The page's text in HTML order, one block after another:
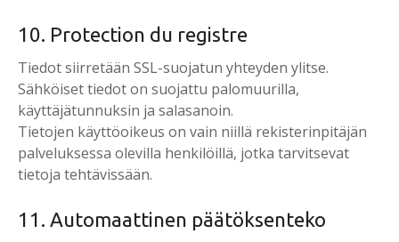
10. Protection du registre
Tiedot siirretään SSL-suojatun yhteyden ylitse.
Sähköiset tiedot on suojattu palomuurilla,
käyttäjätunnuksin ja salasanoin.
Tietojen käyttöoikeus on vain niillä rekisterinpitäjän
palveluksessa olevilla henkilöillä, jotka tarvitsevat
tietoja tehtävissään.
11. Automaattinen päätöksenteko